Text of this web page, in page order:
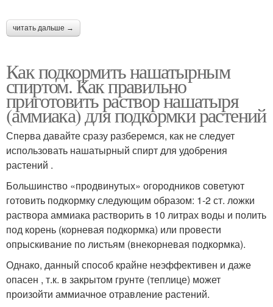
читать дальше →
Как подкормить нашатырным
спиртом. Как правильно
приготовить раствор нашатыря
(аммиака) для подкормки растений
Сперва давайте сразу разберемся, как не следует
использовать нашатырный спирт для удобрения
растений .
Большинство «продвинутых» огородников советуют
готовить подкормку следующим образом: 1-2 ст. ложки
раствора аммиака растворить в 10 литрах воды и полить
под корень (корневая подкормка) или провести
опрыскивание по листьям (внекорневая подкормка).
Однако, данный способ крайне неэффективен и даже
опасен , т.к. в закрытом грунте (теплице) может
произойти аммиачное отравление растений.